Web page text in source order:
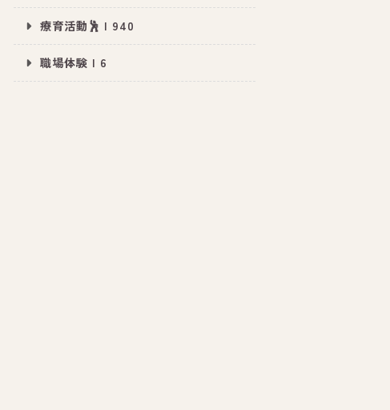
療育活動🕺 | 940
職場体験 | 6